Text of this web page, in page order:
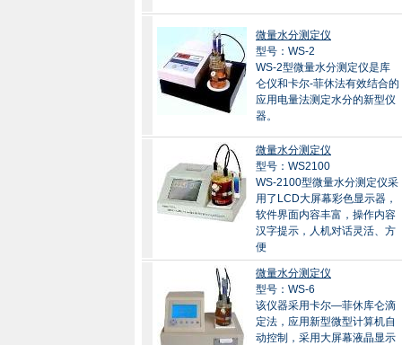
微量水分测定仪
型号：WS-2
WS-2型微量水分测定仪是库
仑仪和卡尔-菲休法有效结合的
应用电量法测定水分的新型仪
器。
微量水分测定仪
型号：WS2100
WS-2100型微量水分测定仪采
用了LCD大屏幕彩色显示器，
软件界面内容丰富，操作内容
汉字提示，人机对话灵活、方
便
微量水分测定仪
型号：WS-6
该仪器采用卡尔—菲休库仑滴
定法，应用新型微型计算机自
动控制，采用大屏幕液晶显示